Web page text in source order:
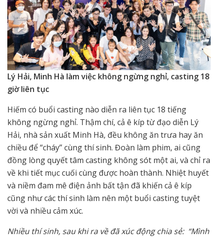
Lý Hải, Minh Hà làm việc không ngừng nghỉ, casting 18
giờ liên tục
Hiếm có buổi casting nào diễn ra liên tục 18 tiếng
không ngừng nghỉ. Thậm chí, cả ê kíp từ đạo diễn Lý
Hải, nhà sản xuất Minh Hà, đều không ăn trưa hay ăn
chiều để “cháy” cùng thí sinh. Đoàn làm phim, ai cũng
đồng lòng quyết tâm casting không sót một ai, và chỉ ra
về khi tiết mục cuối cùng được hoàn thành. Nhiệt huyết
và niềm đam mê điện ảnh bất tận đã khiến cả ê kíp
cũng như các thí sinh làm nên một buổi casting tuyệt
vời và nhiều cảm xúc.
Nhiều thí sinh, sau khi ra về đã xúc động chia sẻ: “Mình